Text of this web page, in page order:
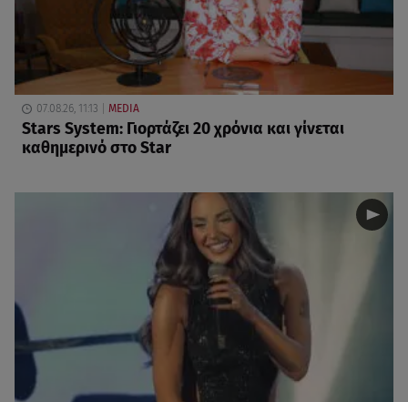
07.08.26, 11:13 MEDIA
Stars System: Γιορτάζει 20 χρόνια και γίνεται
καθημερινό στο Star